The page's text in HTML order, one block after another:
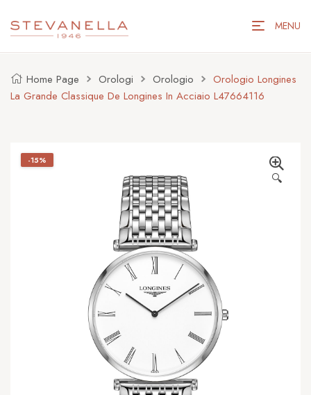
MENU
Home Page Orologi Orologio
Orologio Longines
La Grande Classique De Longines In Acciaio L47664116
🔍
-15%